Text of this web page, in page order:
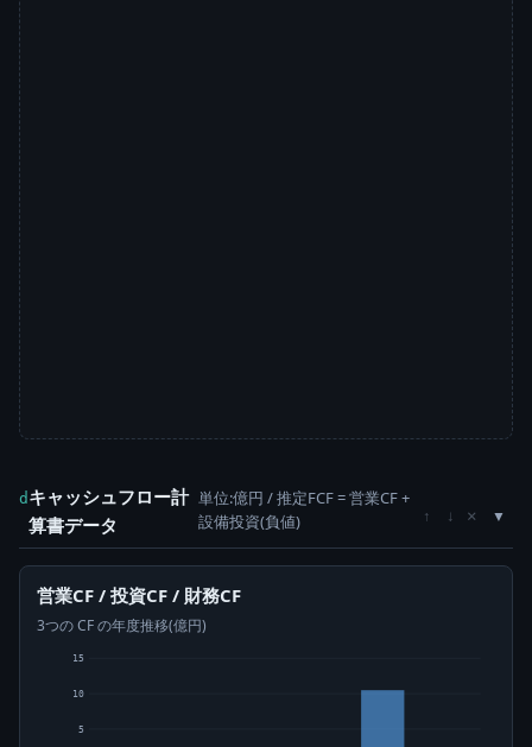
d キャッシュフロー計
算書データ
単位:億円 / 推定FCF = 営業CF +
設備投資(負値)
↑ ↓ ×
営業CF / 投資CF / 財務CF
3つの CF の年度推移(億円)
5
10
15